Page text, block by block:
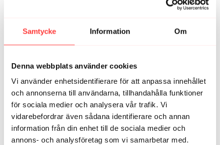
Samtycke Information Om
Denna webbplats använder cookies
Vi använder enhetsidentifierare för att anpassa innehållet
och annonserna till användarna, tillhandahålla funktioner
för sociala medier och analysera vår trafik. Vi
vidarebefordrar även sådana identifierare och annan
information från din enhet till de sociala medier och
annons- och analysföretag som vi samarbetar med.
Skönt för axlar, bröstrygg m.m. Skall göra ofta. Tack🤗
Elinsvettas september 28, 2025
överkroppen. Tack ska ni ha
1
Elisabet H. september 28, 2025
Oh så skönt för kontorskroppen! Känner nu att nacken
får alldeles för lite kärlek i vardagen...
1